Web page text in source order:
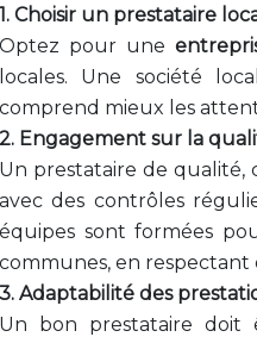
1. Choisir un prestataire
Optez pour une
locales. Une société
comprend mieux les
2. Engagement sur la
Un prestataire de qualité,
avec des contrôles
équipes sont formées
communes, en respectant
3. Adaptabilité des
Un bon prestataire doit